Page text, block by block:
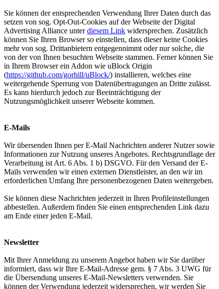
Sie können der entsprechenden Verwendung Ihrer Daten durch das
setzen von sog. Opt-Out-Cookies auf der Webseite der Digital
Advertising Alliance unterdiesem Link widersprechen. Zusätzlich
können Sie Ihren Browser so einstellen, dass dieser keine Cookies
mehr von sog. Drittanbietern entgegennimmt oder nur solche, die
von der von Ihnen besuchten Webseite stammen. Ferner können Sie
in Ihrem Browser ein Addon wie uBlock Origin
(https://github.com/gorhill/uBlock/) installieren, welches eine
weitergehende Sperrung von Datenübertragungen an Dritte zulässt.
Es kann hierdurch jedoch zur Beeinträchtigung der
Nutzungsmöglichkeit unserer Webseite kommen.
E-Mails
Wir übersenden Ihnen per E-Mail Nachrichten anderer Nutzer sowie
Informationen zur Nutzung unseres Angebotes. Rechtsgrundlage der
Verarbeitung ist Art. 6 Abs. 1 b) DSGVO. Für den Versand der E-
Mails verwenden wir einen externen Dienstleister, an den wir im
erforderlichen Umfang Ihre personenbezogenen Daten weitergeben.
Sie können diese Nachrichten jederzeit in Ihren Profileinstellungen
abbestellen. Außerdem finden Sie einen entsprechenden Link dazu
am Ende einer jeden E-Mail.
Newsletter
Mit Ihrer Anmeldung zu unserem Angebot haben wir Sie darüber
informiert, dass wir Ihre E-Mail-Adresse gem. § 7 Abs. 3 UWG für
die Übersendung unseres E-Mail-Newsletters verwenden. Sie
können der Verwendung jederzeit widersprechen, wir werden Sie